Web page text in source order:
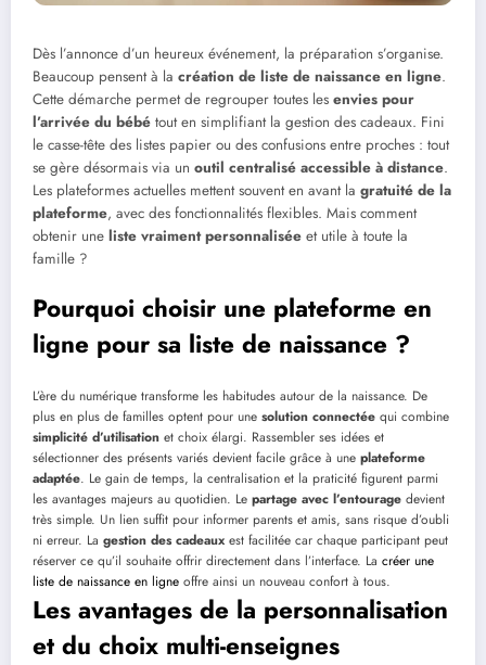
Dès l’annonce d’un heureux événement, la préparation s’organise.
Beaucoup pensent à la création de liste de naissance en ligne.
Cette démarche permet de regrouper toutes les envies pour
l’arrivée du bébé tout en simplifiant la gestion des cadeaux. Fini
le casse-tête des listes papier ou des confusions entre proches : tout
se gère désormais via un outil centralisé accessible à distance.
Les plateformes actuelles mettent souvent en avant la gratuité de la
plateforme, avec des fonctionnalités flexibles. Mais comment
obtenir une liste vraiment personnalisée et utile à toute la
famille ?
Pourquoi choisir une plateforme en
ligne pour sa liste de naissance ?
L’ère du numérique transforme les habitudes autour de la naissance. De
plus en plus de familles optent pour une solution connectée qui combine
simplicité d’utilisation et choix élargi. Rassembler ses idées et
sélectionner des présents variés devient facile grâce à une plateforme
adaptée. Le gain de temps, la centralisation et la praticité figurent parmi
les avantages majeurs au quotidien. Le partage avec l’entourage devient
très simple. Un lien suffit pour informer parents et amis, sans risque d’oubli
ni erreur. La gestion des cadeaux est facilitée car chaque participant peut
réserver ce qu’il souhaite offrir directement dans l’interface. La créer une
liste de naissance en ligne offre ainsi un nouveau confort à tous.
Les avantages de la personnalisation
et du choix multi-enseignes